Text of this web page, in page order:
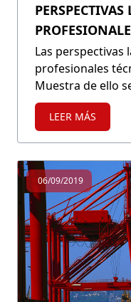
Las perspectivas
profesionales
Muestra de ello
ingreso promedio
trabajadores
LEER MÁS
06/09/2019